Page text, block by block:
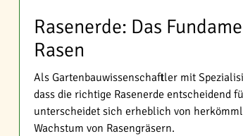
Rasenerde: Das
Rasen
Als Gartenbauwissenschaftler mit
dass die richtige Rasenerde entscheidend
unterscheidet sich erheblich von
Wachstum von Rasengräsern.